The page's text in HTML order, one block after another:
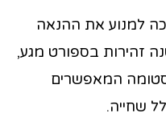
למנוע את ההנאה
זהירות בספורט מגע,
המאפשרים
שחייה.